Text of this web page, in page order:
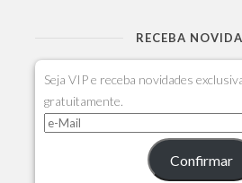
RECEBA
Seja VIP e receba novidades
gratuitamente.
Confirmar